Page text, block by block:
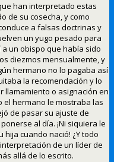
han interpretado estas
de su cosecha, y como
a falsas doctrinas y
un yugo pesado para
a un obispo que había sido
diezmos mensualmente, y
hermano no lo pagaba así
la recomendación y lo
llamamiento o asignación en
el hermano le mostraba las
de pasar su ajuste de
al día. ¡Ni siquiera le
cuando nació! ¿Y todo
de un líder de
allá de lo escrito.